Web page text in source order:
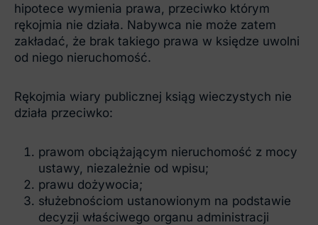
hipotece wymienia prawa, przeciwko którym
rękojmia nie działa. Nabywca nie może zatem
zakładać, że brak takiego prawa w księdze uwolni
od niego nieruchomość.
Rękojmia wiary publicznej ksiąg wieczystych nie
działa przeciwko:
prawom obciążającym nieruchomość z mocy
ustawy, niezależnie od wpisu;
prawu dożywocia;
służebnościom ustanowionym na podstawie
decyzji właściwego organu administracji